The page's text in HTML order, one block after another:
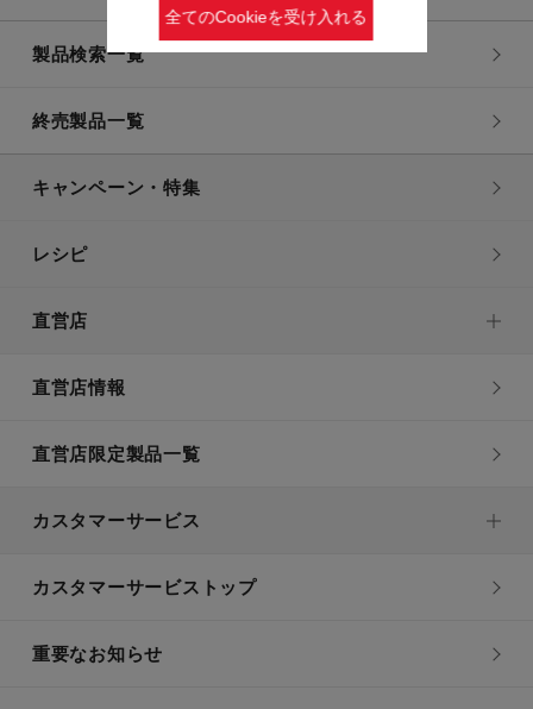
製品検索一覧
終売製品一覧
キャンペーン・特集
レシピ
直営店
直営店情報
直営店限定製品一覧
カスタマーサービス
カスタマーサービストップ
重要なお知らせ
全てのCookieを受け入れる